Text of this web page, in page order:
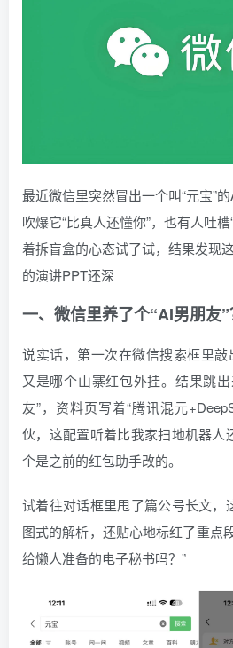
最近微信里突然冒出一个叫“元宝”
吹爆它“比真人还懂你”，也有人吐
着拆盲盒的心态试了试，结果发现
的演讲PPT还深
一、微信里养了个“AI男朋友”
说实话，第一次在微信搜索框里敲
又是哪个山寨红包外挂。结果跳
友”，资料页写着“腾讯混元
伙，这配置听着比我家扫地机器人
个是之前的红包助手改的。
试着往对话框里甩了篇公号长文，
图式的解析，还贴心地标红了重点
给懒人准备的电子秘书吗？”